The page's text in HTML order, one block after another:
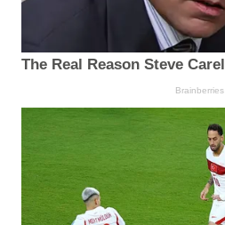
The Real Reason Steve
Brainberries